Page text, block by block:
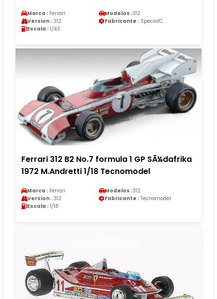
Marca : Ferrari Modelos :312
Version : 312 Fabricante : SpecialC
Escala : 1/43
Ferrari 312 B2 No.7 formula 1 GP SÃ¼dafrika
1972 M.Andretti 1/18 Tecnomodel
Marca : Ferrari Modelos :312
Version : 312 Fabricante : Tecnomodel
Escala : 1/18